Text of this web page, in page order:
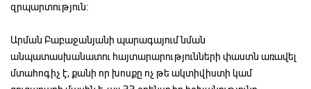
զրպարտություն։
Արման Բաբաջանյանի պարագայում նման
անպատասխանատու հայտարարությունների փաստն առավել
մտահոգիչ է, քանի որ խոսքը ոչ թե ակտիվիստի կամ